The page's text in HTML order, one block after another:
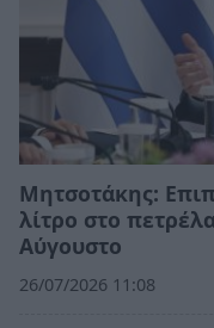
Μητσοτάκης:
λίτρο στο
Αύγουστο
26/07/2026 11:08